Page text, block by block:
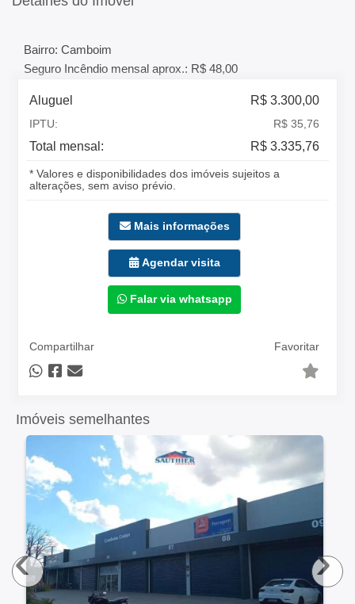
Bairro: Camboim
Seguro Incêndio mensal aprox.: R$ 48,00
Aluguel R$ 3.300,00
IPTU: R$ 35,76
Total mensal: R$ 3.335,76
* Valores e disponibilidades dos imóveis sujeitos a
alterações, sem aviso prévio.
Mais informações
Agendar visita
Falar via whatsapp
Compartilhar Favoritar
Imóveis semelhantes
‹ ›